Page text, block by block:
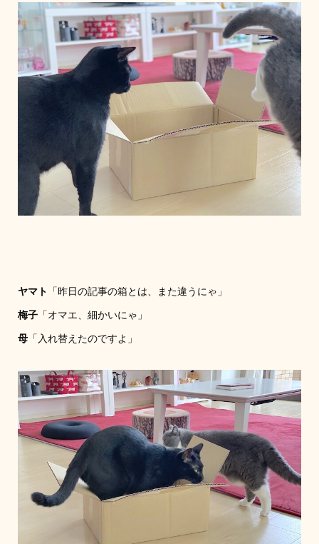
ヤマト 「昨日の記事の箱とは、また違うにゃ」
梅子「オマエ、細かいにゃ」
母「入れ替えたのですよ」